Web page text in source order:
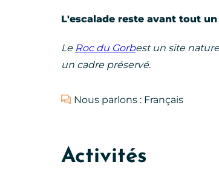
L'escalade reste avant tout
Le Roc du Gorbest un site
un cadre préservé.
Nous parlons : Français
Activités